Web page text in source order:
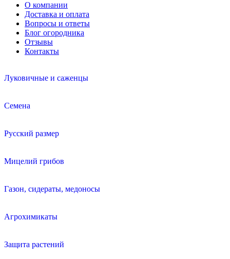
О компании
Доставка и оплата
Вопросы и ответы
Блог огородника
Отзывы
Контакты
Луковичные и саженцы
Семена
Русский размер
Мицелий грибов
Газон, сидераты, медоносы
Агрохимикаты
Защита растений